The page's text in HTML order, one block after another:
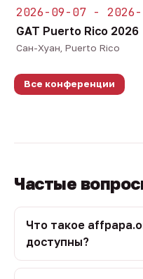
2026-09-07 - 2026-
GAT Puerto Rico 2026
Сан-Хуан, Puerto Rico
Все конференции
Частые
Что такое
доступны?